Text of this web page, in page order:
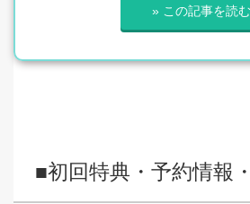
» この記事を読む
■初回特典・予約情報